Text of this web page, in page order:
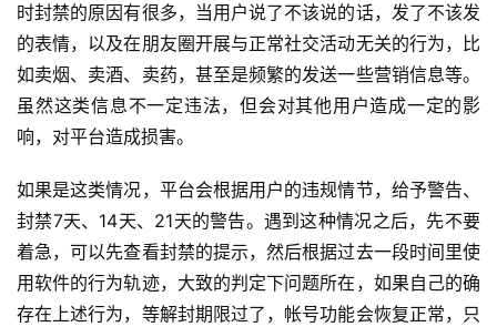
时封禁的原因有很多，当用户说了不该说的话，发了不该发
的表情，以及在朋友圈开展与正常社交活动无关的行为，比
如卖烟、卖酒、卖药，甚至是频繁的发送一些营销信息等。
虽然这类信息不一定违法，但会对其他用户造成一定的影
响，对平台造成损害。
如果是这类情况，平台会根据用户的违规情节，给予警告、
封禁7天、14天、21天的警告。遇到这种情况之后，先不要
着急，可以先查看封禁的提示，然后根据过去一段时间里使
用软件的行为轨迹，大致的判定下问题所在，如果自己的确
存在上述行为，等解封期限过了，帐号功能会恢复正常，只